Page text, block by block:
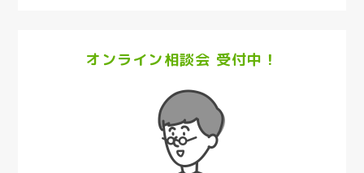
オンライン相談会 受付中！